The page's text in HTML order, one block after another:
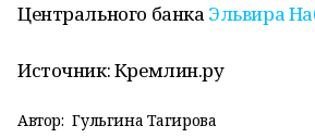
Центрального банка Эльвира
Источник: Кремлин.ру
Автор: Гульгина Тагирова